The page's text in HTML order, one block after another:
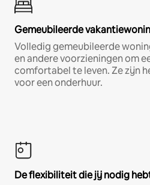
Gemeubileerde
Volledig gemeubileerde
en andere voorzieningen om
comfortabel te leven. Ze zijn
voor een onderhuur.
De flexibiliteit die jij nodig